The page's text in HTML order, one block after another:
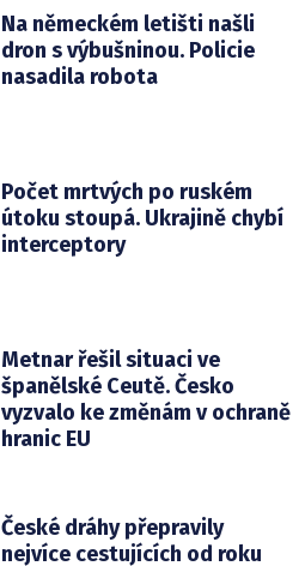
Na německém letišti našli
dron s výbušninou. Policie
nasadila robota
Počet mrtvých po ruském
útoku stoupá. Ukrajině chybí
interceptory
Metnar řešil situaci ve
španělské Ceutě. Česko
vyzvalo ke změnám v ochraně
hranic EU
České dráhy přepravily
nejvíce cestujících od roku